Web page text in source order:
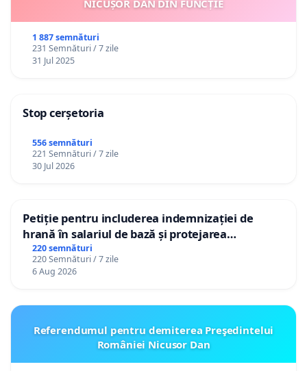
NICUȘOR DAN DIN FUNCȚIE
1 887 semnături
231 Semnături / 7 zile
31 Jul 2025
Stop cerșetoria
556 semnături
221 Semnături / 7 zile
30 Jul 2026
Petiție pentru includerea indemnizației de
hrană în salariul de bază și protejarea
gradațiilor de vechime pentru asistenții
personali
220 semnături
220 Semnături / 7 zile
6 Aug 2026
Referendumul pentru demiterea Preşedintelui
României Nicusor Dan